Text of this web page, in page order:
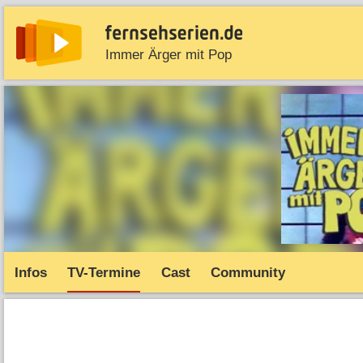
Immer Ärger mit Pop
News Entdecken Streaming
Infos TV-Termine Cast Community